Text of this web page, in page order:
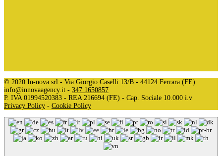
© 2020 In-nova srl - Via Giorgio Caselli 13/B - 44124 Ferrara (FE)
info@innovaagency.it - 347 1650857
P. IVA 01994520383 - REA 216694 (FE) - Cap. Sociale 10.000 i.v
Privacy Policy - Cookie Policy